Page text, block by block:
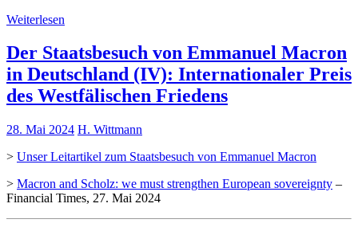
Weiterlesen
Der Staatsbesuch von Emmanuel Macron
in Deutschland (IV): Internationaler Preis
des Westfälischen Friedens
28. Mai 2024 H. Wittmann
> Unser Leitartikel zum Staatsbesuch von Emmanuel Macron
> Macron and Scholz: we must strengthen European sovereignty –
Financial Times, 27. Mai 2024